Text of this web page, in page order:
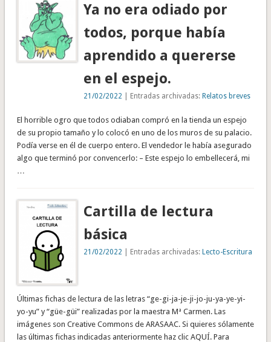
Ya no era odiado por
todos, porque había
aprendido a quererse
en el espejo.
21/02/2022 | Entradas archivadas:Relatos breves
El horrible ogro que todos odiaban compró en la tienda un espejo
de su propio tamaño y lo colocó en uno de los muros de su palacio.
Podía verse en él de cuerpo entero. El vendedor le había asegurado
algo que terminó por convencerlo: – Este espejo lo embellecerá, mi
…
Cartilla de lectura
básica
21/02/2022 | Entradas archivadas:Lecto-Escritura
Últimas fichas de lectura de las letras “ge-gi-ja-je-ji-jo-ju-ya-ye-yi-
yo-yu” y “güe-güi” realizadas por la maestra Mª Carmen. Las
imágenes son Creative Commons de ARASAAC. Si quieres sólamente
las últimas fichas indicadas anteriormente haz clic AQUÍ. Para